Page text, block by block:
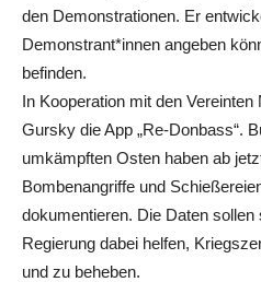
den Demonstrationen. Er
Demonstrant*innen angeben
befinden.
In Kooperation mit den
Gursky die App „Re-Donbass“.
umkämpften Osten haben ab
Bombenangriffe und
dokumentieren. Die Daten
Regierung dabei helfen,
und zu beheben.